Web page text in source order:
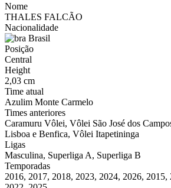
Nome
THALES FALCÃO
Nacionalidade
Brasil
Posição
Central
Height
2,03 cm
Time atual
Azulim Monte Carmelo
Times anteriores
Caramuru Vôlei, Vôlei São José dos
Lisboa e Benfica, Vôlei Itapetininga
Ligas
Masculina, Superliga A, Superliga B
Temporadas
2016, 2017, 2018, 2023, 2024, 2026, 2015,